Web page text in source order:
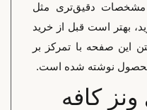
دقیق‌تری مثل
بهتر است قبل از خرید
صفحه با تمرکز بر
محصول نوشته شده است.
کافه